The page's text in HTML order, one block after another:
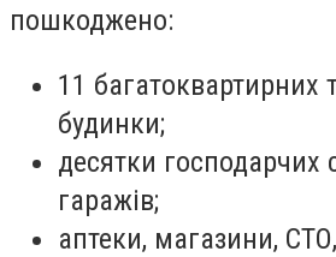
пошкоджено:
11 багатоквартирних
будинки;
десятки господарчих
гаражів;
аптеки, магазини,